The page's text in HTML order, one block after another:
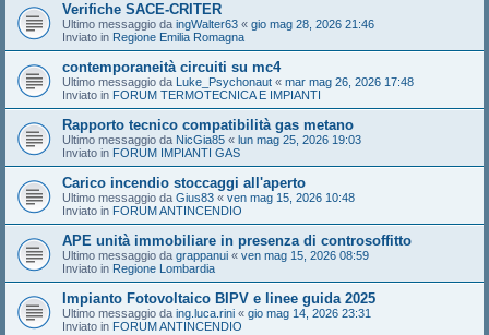
Verifiche SACE-CRITER
Ultimo messaggio da ingWalter63 « gio mag 28, 2026 21:46
Inviato in Regione Emilia Romagna
contemporaneità circuiti su mc4
Ultimo messaggio da Luke_Psychonaut « mar mag 26, 2026 17:48
Inviato in FORUM TERMOTECNICA E IMPIANTI
Rapporto tecnico compatibilità gas metano
Ultimo messaggio da NicGia85 « lun mag 25, 2026 19:03
Inviato in FORUM IMPIANTI GAS
Carico incendio stoccaggi all'aperto
Ultimo messaggio da Gius83 « ven mag 15, 2026 10:48
Inviato in FORUM ANTINCENDIO
APE unità immobiliare in presenza di controsoffitto
Ultimo messaggio da grappanui « ven mag 15, 2026 08:59
Inviato in Regione Lombardia
Impianto Fotovoltaico BIPV e linee guida 2025
Ultimo messaggio da ing.luca.rini « gio mag 14, 2026 23:31
Inviato in FORUM ANTINCENDIO